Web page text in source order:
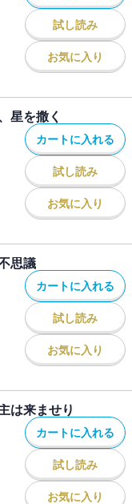
試し読み
お気に入り
星を撒く
カートに入れる
試し読み
お気に入り
思議
カートに入れる
試し読み
お気に入り
は来ませり
カートに入れる
試し読み
お気に入り